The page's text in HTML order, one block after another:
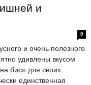
и
0
и очень полезного
удивлены вкусом
бис» для своих
единственная